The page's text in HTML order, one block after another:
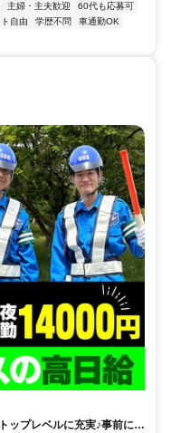
主婦・主夫歓迎
60代も応募可
自由 学歴不問
車通勤OK
ップレベルに充実♪事前に研